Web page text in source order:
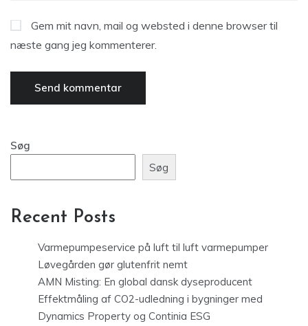
Gem mit navn, mail og websted i denne browser til
næste gang jeg kommenterer.
Søg
Søg
Recent Posts
Varmepumpeservice på luft til luft varmepumper
Løvegården gør glutenfrit nemt
AMN Misting: En global dansk dyseproducent
Effektmåling af CO2-udledning i bygninger med
Dynamics Property og Continia ESG